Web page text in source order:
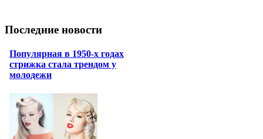
Последние новости
Популярная в 1950-х годах
стрижка стала трендом у
молодежи